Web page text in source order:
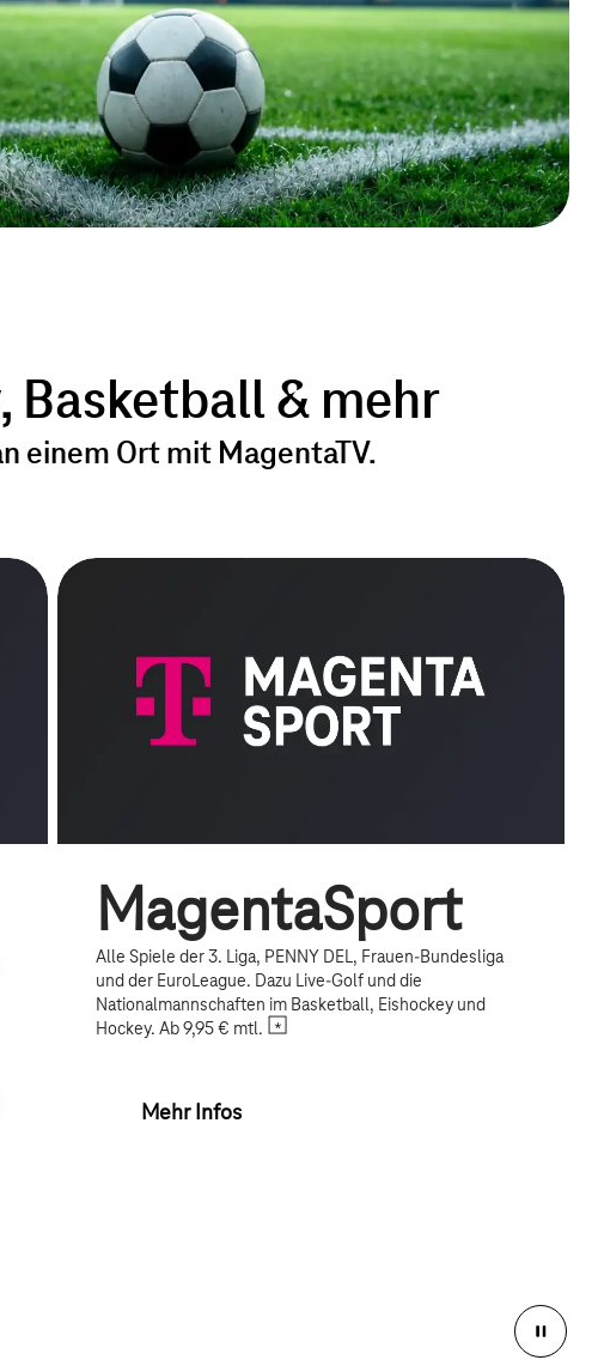
MagentaSport
Alle Spiele der 3. Liga, PENNY DEL, Frauen-Bundesliga
und der EuroLeague. Dazu Live-Golf und die
Nationalmannschaften im Basketball, Eishockey und
Hockey. Ab 9,95 € mtl.
Mehr Infos